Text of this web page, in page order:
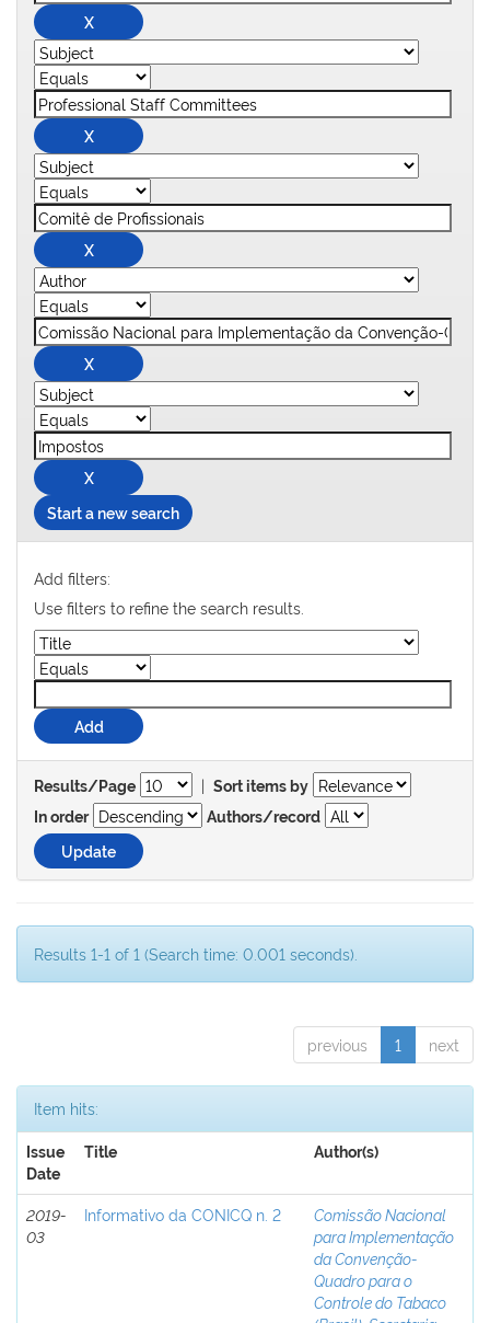
Start a new search
Add filters:
Use filters to refine the search results.
Results/Page | Sort items by
In order
Authors/record
Results 1-1 of 1 (Search time: 0.001 seconds).
previous 1 next
Item hits:
Issue
Date
Title Author(s)
2019-
03
Informativo da CONICQ n. 2
Comissão Nacional
para Implementação
da Convenção-
Quadro para o
Controle do Tabaco